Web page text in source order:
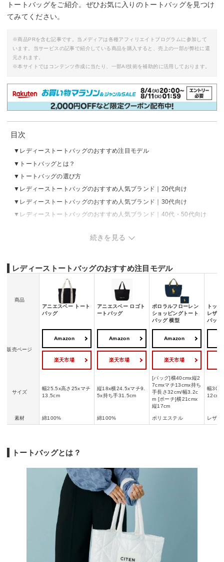
トートバッグをご紹介。ぜひお気に入りのトートバッグを見つけ
てみてください。
※商品PRを含む記事です。当メディアは各種アフィリエイトプログラムに参加して
います。当サービスの記事で紹介している商品を購入すると、売上の一部が弊社に還
元されます。
※本サイトではコンテンツ作成に当たり、一部AI技術を補助的に活用しております。
目次
レディーストートバッグのおすすめ注目モデル
トートバッグとは？
トートバッグの選び方
レディーストートバッグのおすすめ人気ブランド｜20代向け
レディーストートバッグのおすすめ人気ブランド｜30代向け
レディーストートバッグのおすすめ人気ブランド｜40代・50代向け
続きを見る
レディーストートバッグのおすすめ注目モデル
商品
アニエスベー トート
バッグ
アニエスベー ロゴト
ートバッグ
ポロラルフローレン
ショッピングトート
バッグ 横型
トッ
レザー
バッグ
販売ページ
Amazon
楽天市場
Amazon
楽天市場
Amazon
楽天市場
サイズ
幅25.5x高さ25xマチ
13.5cm
縦18x横24.5xマチ9.
5x持ち手31.5cm
[バッグ]横40cmx縦2
7cmxマチ13cmx持ち
手長さ32cm/幅3.2c
m [ポーチ]横21cmx
縦17cm
幅30x
12cm
素材 綿100% 綿100% ポリエステル レザー
トートバッグとは？